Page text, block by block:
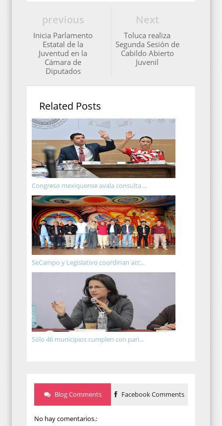
Next
Toluca realiza
Segunda Sesión de
Cabildo Abierto
Juvenil
previous
Inicia Parlamento
Estatal de la
Juventud en la
Cámara de
Diputados
Related Posts
Congreso mexiquense avala consulta ...
SeCampo y Legislativo coordinan acc...
Sólo 46 municipios cumplen con pari...
Blog Comments Facebook Comments
No hay comentarios.: